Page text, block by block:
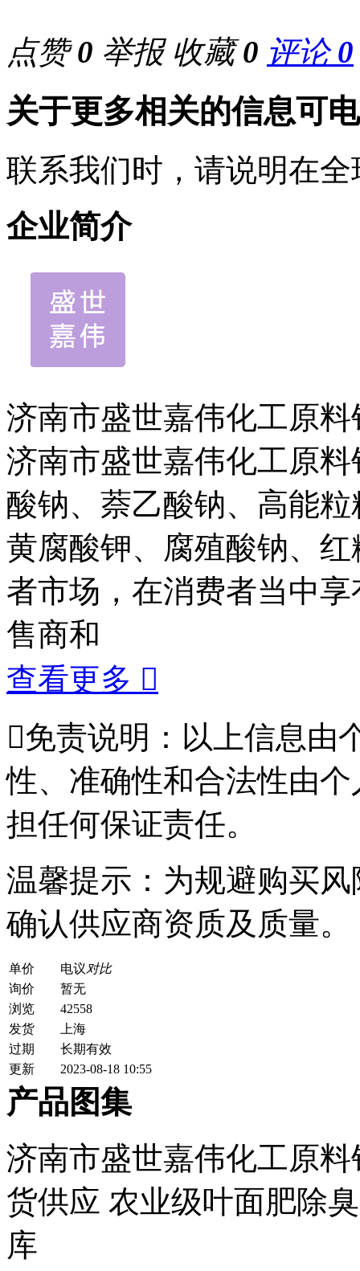
点赞0 举报 收藏0 评论0
关于更多相关的信息可
联系我们时，请说明在
企业简介
济南市盛世嘉伟化工原
济南市盛世嘉伟化工原
酸钠、萘乙酸钠、高能
黄腐酸钾、腐殖酸钠、
者市场，在消费者当中
售商和
查看更多 
免责说明：以上信息由
性、准确性和合法性由
担任何保证责任。
温馨提示：为规避购买
确认供应商资质及质量。
单价 电议对比
询价
暂无
浏览
42558
发货
上海
过期
长期有效
更新
2023-08-18 10:55
产品图集
济南市盛世嘉伟化工原
货供应 农业级叶面肥除
库